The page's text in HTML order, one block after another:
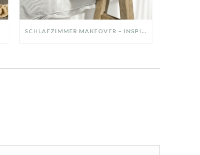
SCHLAFZIMMER MAKEOVER – INSPIRATION FÜR DEIN SCHLAFZIMMER: AUS ALT MACH NEU – HELL, GEMÜTLICH UND EINLADEND